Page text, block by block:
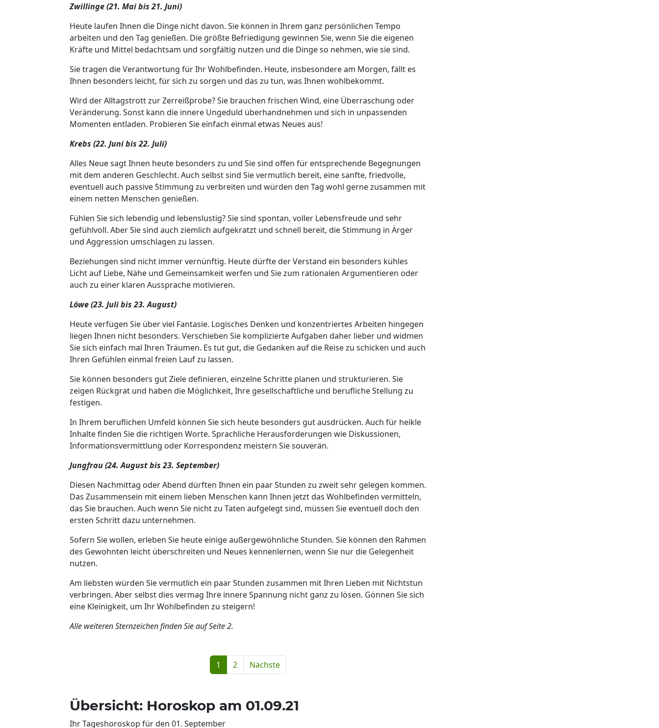
Zwillinge (21. Mai bis 21. Juni)
Heute laufen Ihnen die Dinge nicht davon. Sie können in Ihrem ganz persönlichen Tempo
arbeiten und den Tag genießen. Die größte Befriedigung gewinnen Sie, wenn Sie die eigenen
Kräfte und Mittel bedachtsam und sorgfältig nutzen und die Dinge so nehmen, wie sie sind.
Sie tragen die Verantwortung für Ihr Wohlbefinden. Heute, insbesondere am Morgen, fällt es
Ihnen besonders leicht, für sich zu sorgen und das zu tun, was Ihnen wohlbekommt.
Wird der Alltagstrott zur Zerreißprobe? Sie brauchen frischen Wind, eine Überraschung oder
Veränderung. Sonst kann die innere Ungeduld überhandnehmen und sich in unpassenden
Momenten entladen. Probieren Sie einfach einmal etwas Neues aus!
Krebs (22. Juni bis 22. Juli)
Alles Neue sagt Ihnen heute besonders zu und Sie sind offen für entsprechende Begegnungen
mit dem anderen Geschlecht. Auch selbst sind Sie vermutlich bereit, eine sanfte, friedvolle,
eventuell auch passive Stimmung zu verbreiten und würden den Tag wohl gerne zusammen mit
einem netten Menschen genießen.
Fühlen Sie sich lebendig und lebenslustig? Sie sind spontan, voller Lebensfreude und sehr
gefühlvoll. Aber Sie sind auch ziemlich aufgekratzt und schnell bereit, die Stimmung in Ärger
und Aggression umschlagen zu lassen.
Beziehungen sind nicht immer vernünftig. Heute dürfte der Verstand ein besonders kühles
Licht auf Liebe, Nähe und Gemeinsamkeit werfen und Sie zum rationalen Argumentieren oder
auch zu einer klaren Aussprache motivieren.
Löwe (23. Juli bis 23. August)
Heute verfügen Sie über viel Fantasie. Logisches Denken und konzentriertes Arbeiten hingegen
liegen Ihnen nicht besonders. Verschieben Sie komplizierte Aufgaben daher lieber und widmen
Sie sich einfach mal Ihren Träumen. Es tut gut, die Gedanken auf die Reise zu schicken und auch
Ihren Gefühlen einmal freien Lauf zu lassen.
Sie können besonders gut Ziele definieren, einzelne Schritte planen und strukturieren. Sie
zeigen Rückgrat und haben die Möglichkeit, Ihre gesellschaftliche und berufliche Stellung zu
festigen.
In Ihrem beruflichen Umfeld können Sie sich heute besonders gut ausdrücken. Auch für heikle
Inhalte finden Sie die richtigen Worte. Sprachliche Herausforderungen wie Diskussionen,
Informationsvermittlung oder Korrespondenz meistern Sie souverän.
Jungfrau (24. August bis 23. September)
Diesen Nachmittag oder Abend dürften Ihnen ein paar Stunden zu zweit sehr gelegen kommen.
Das Zusammensein mit einem lieben Menschen kann Ihnen jetzt das Wohlbefinden vermitteln,
das Sie brauchen. Auch wenn Sie nicht zu Taten aufgelegt sind, müssen Sie eventuell doch den
ersten Schritt dazu unternehmen.
Sofern Sie wollen, erleben Sie heute einige außergewöhnliche Stunden. Sie können den Rahmen
des Gewohnten leicht überschreiten und Neues kennenlernen, wenn Sie nur die Gelegenheit
nutzen.
Am liebsten würden Sie vermutlich ein paar Stunden zusammen mit Ihren Lieben mit Nichtstun
verbringen. Aber selbst dies vermag Ihre innere Spannung nicht ganz zu lösen. Gönnen Sie sich
eine Kleinigkeit, um Ihr Wohlbefinden zu steigern!
Alle weiteren Sternzeichen finden Sie auf Seite 2.
1 2 Nächste
Übersicht: Horoskop am 01.09.21
Ihr Tageshoroskop für den 01. September